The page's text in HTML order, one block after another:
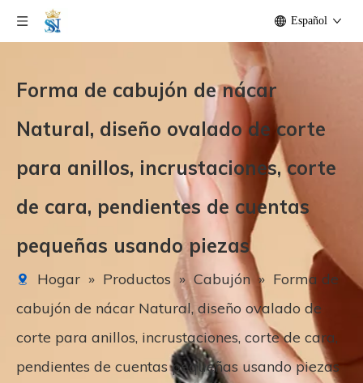
Español
Forma de cabujón de nácar
Natural, diseño ovalado de corte
para anillos, incrustaciones, corte
de cara, pendientes de cuentas
pequeñas usando piezas
Hogar » Productos » Cabujón » Forma de
cabujón de nácar Natural, diseño ovalado de
corte para anillos, incrustaciones, corte de cara,
pendientes de cuentas pequeñas usando piezas